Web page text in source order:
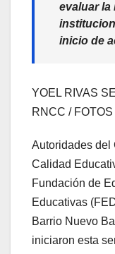
evaluar la
inicio de
YOEL RIVAS
RNCC /
Autoridades del
Calidad
Fundación de
Educativas
Barrio Nuevo
iniciaron esta